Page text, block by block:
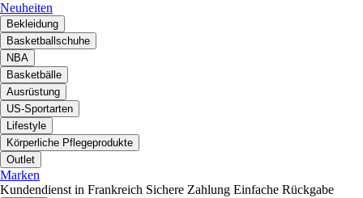
Neuheiten
Bekleidung
Basketballschuhe
NBA
Basketbälle
Ausrüstung
US-Sportarten
Lifestyle
Körperliche Pflegeprodukte
Outlet
Marken
Kundendienst in Frankreich Sichere Zahlung Einfache Rückgabe